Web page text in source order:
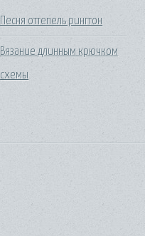
Песня оттепель рингтон
Вязание длинным крючком
схемы